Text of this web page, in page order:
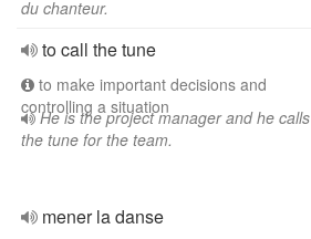
du chanteur.
to call the tune
to make important decisions and
controlling a situation
He is the project manager and he calls
the tune for the team.
mener la danse